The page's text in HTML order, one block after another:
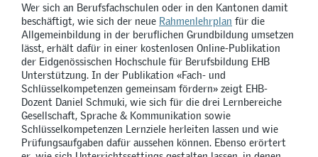
Wer sich an Berufsfachschulen oder in den Kantonen damit
beschäftigt, wie sich der neue Rahmenlehrplan für die
Allgemeinbildung in der beruflichen Grundbildung umsetzen
lässt, erhält dafür in einer kostenlosen Online-Publikation
der Eidgenössischen Hochschule für Berufsbildung EHB
Unterstützung. In der Publikation «Fach- und
Schlüsselkompetenzen gemeinsam fördern» zeigt EHB-
Dozent Daniel Schmuki, wie sich für die drei Lernbereiche
Gesellschaft, Sprache & Kommunikation sowie
Schlüsselkompetenzen Lernziele herleiten lassen und wie
Prüfungsaufgaben dafür aussehen können. Ebenso erörtert